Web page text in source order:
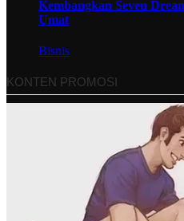
Kembangkan Seven
Umat
Bisnis